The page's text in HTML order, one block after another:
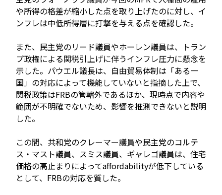
や所得の格差が縮小した点を取り上げたのに対し、イ
ンフレは中低所得層に打撃を与える点を確認した。
また、民主党のリード議員やホーレン議員は、トラン
プ政権による関税引上げに伴うインフレ圧力に懸念を
示した。パウエル議長は、自由貿易体制は「ある一
国」の対応によって機能していないと指摘した上で、
関税政策はFRBの管轄外であるほか、現時点で内容や
範囲が不明確でないため、影響を推測できないと説明
した。
この間、共和党のクレーマー議員や民主党のコルテ
ス・マスト議員、スミス議員、ギャレゴ議員は、住宅
価格の高止まりによってaffordabilityが低下している
として、FRBの対応を質した。